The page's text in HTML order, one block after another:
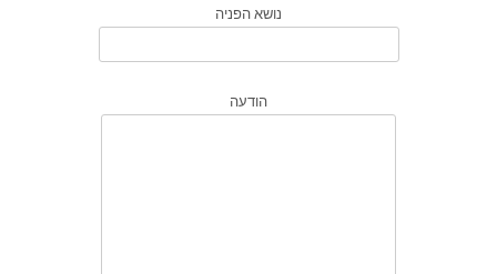
נושא הפניה
הודעה